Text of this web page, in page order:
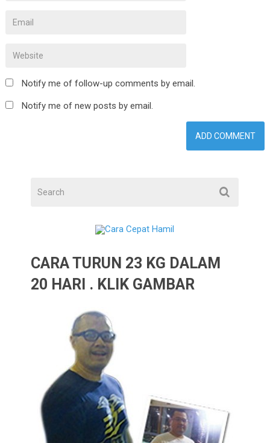
Notify me of follow-up comments by email.
Notify me of new posts by email.
CARA TURUN 23 KG DALAM
20 HARI . KLIK GAMBAR